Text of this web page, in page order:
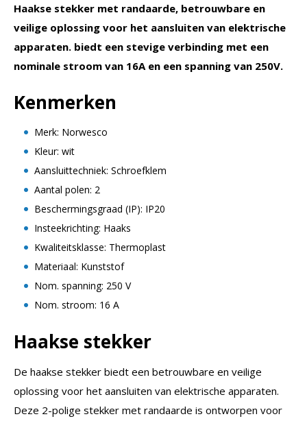
Haakse stekker met randaarde, betrouwbare en
veilige oplossing voor het aansluiten van elektrische
apparaten. biedt een stevige verbinding met een
nominale stroom van 16A en een spanning van 250V.
Kenmerken
Merk: Norwesco
Kleur: wit
Aansluittechniek: Schroefklem
Aantal polen: 2
Beschermingsgraad (IP): IP20
Insteekrichting: Haaks
Kwaliteitsklasse: Thermoplast
Materiaal: Kunststof
Nom. spanning: 250 V
Nom. stroom: 16 A
Haakse stekker
De haakse stekker biedt een betrouwbare en veilige
oplossing voor het aansluiten van elektrische apparaten.
Deze 2-polige stekker met randaarde is ontworpen voor